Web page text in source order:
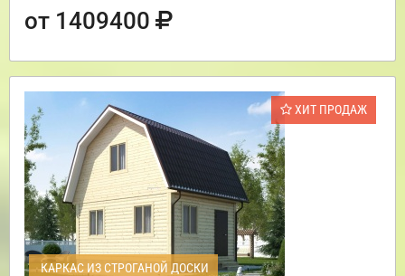
от 1409400
ХИТ ПРОДАЖ
КАРКАС ИЗ СТРОГАНОЙ ДОСКИ